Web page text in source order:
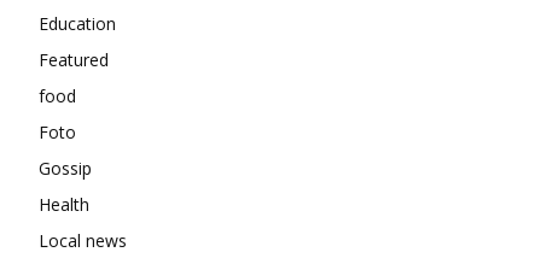
Education
Featured
food
Foto
Gossip
Health
Local news